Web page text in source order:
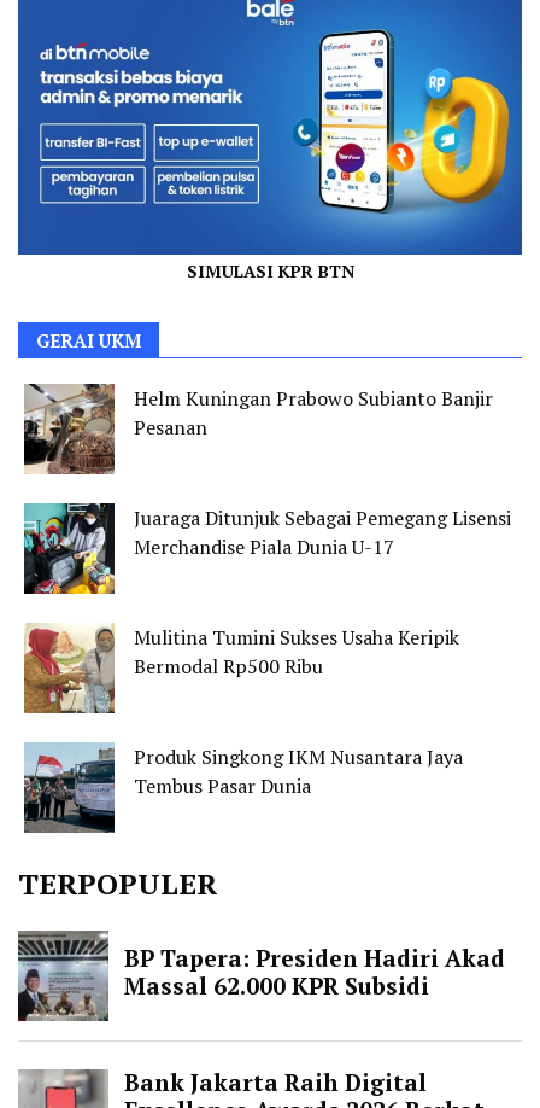
SIMULASI KPR BTN
GERAI UKM
Helm Kuningan Prabowo Subianto Banjir
Pesanan
Juaraga Ditunjuk Sebagai Pemegang Lisensi
Merchandise Piala Dunia U-17
Mulitina Tumini Sukses Usaha Keripik
Bermodal Rp500 Ribu
Produk Singkong IKM Nusantara Jaya
Tembus Pasar Dunia
TERPOPULER